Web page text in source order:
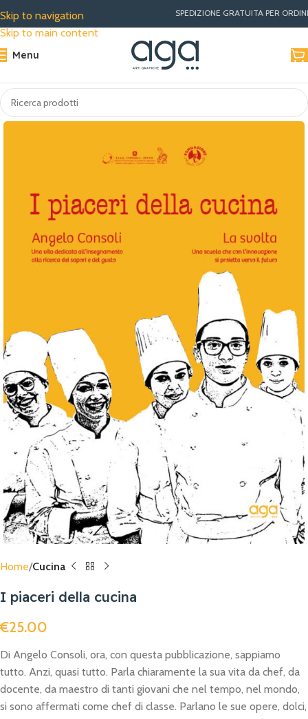
Skip to navigation
Skip to main content
SPEDIZIONE GRATUITA PER ORDINI
Menu
Home Cucina
I piaceri della cucina
€25.00
Di Angelo Consoli, ora, con questa pubblicazione, sappiamo
tutto. Anzi, quasi tutto. Parla chiaramente la sua vita da chef, da
docente, da maestro di tanti giovani che nel tempo, nel mondo,
si sono affermati come chef di classe. Parlano le sue opere, dolci,